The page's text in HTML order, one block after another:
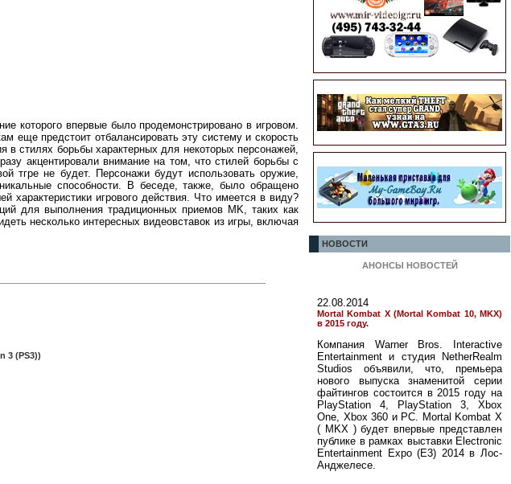
которого впервые было продемонстрировано в игровом.
еще предстоит отбалансировать эту систему и скорость
в стилях борьбы характерных для некоторых персонажей,
акцентировали внимание на том, что стилей борьбы с
тгре не будет. Персонажи будут использовать оружие,
способности. В беседе, также, было обращено
характеристики игрового действия. Что имеется в виду?
для выполнения традиционных приемов MK, таких как
несколько интересных видеовставок из игры, включая
3 (PS3))
НОВОСТИ
АНОНСЫ НОВОСТЕЙ
22.08.2014
Mortal Kombat X (Mortal Kombat 10, MKX)
в 2015 году.
Компания Warner Bros. Interactive
Entertainment и студия NetherRealm
Studios объявили, что, премьера
нового выпуска знаменитой серии
файтингов состоится в 2015 году на
PlayStation 4, PlayStation 3, Xbox
One, Xbox 360 и PC. Mortal Kombat X
( MKX ) будет впервые представлен
публике в рамках выставки Electronic
Entertainment Expo (E3) 2014 в Лос-
Анджелесе.